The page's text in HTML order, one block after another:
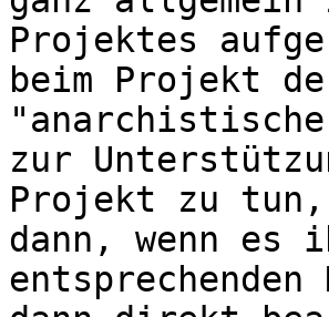
Projektes
beim Projekt
zur
Projekt zu tun,
dann, wenn es